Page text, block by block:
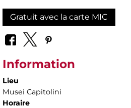
Gratuit avec la carte MIC
Information
Lieu
Musei Capitolini
Horaire